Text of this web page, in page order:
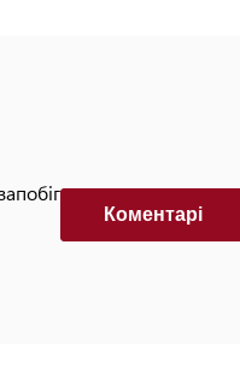
автоматизованим
Коментарi